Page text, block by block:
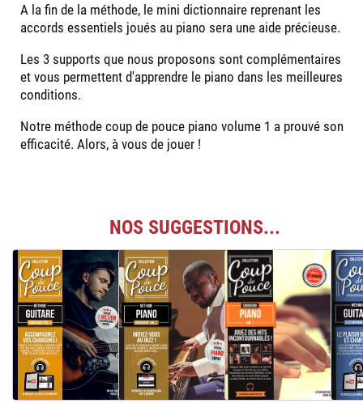
A la fin de la méthode, le mini dictionnaire reprenant les
accords essentiels joués au piano sera une aide précieuse.
Les 3 supports que nous proposons sont complémentaires
et vous permettent d'apprendre le piano dans les meilleures
conditions.
Notre méthode coup de pouce piano volume 1 a prouvé son
efficacité. Alors, à vous de jouer !
NOS SUGGESTIONS...